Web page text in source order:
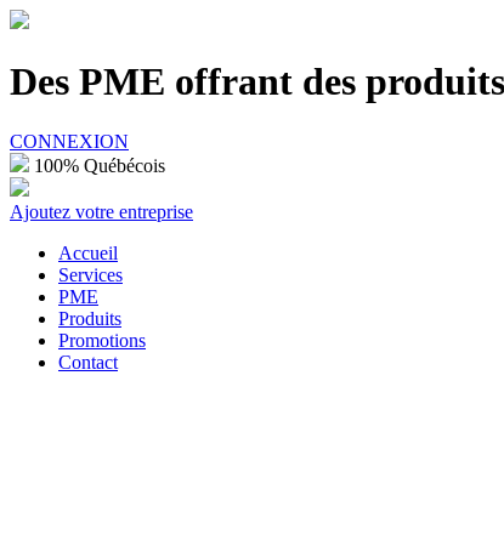
Des PME offrant des
CONNEXION
100% Québécois
Ajoutez votre entreprise
Accueil
Services
PME
Produits
Promotions
Contact